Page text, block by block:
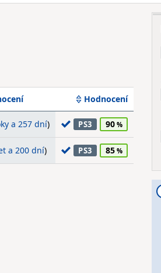
Hodnocení
a 257 dní) PS3 90
a 200 dní) PS3 85